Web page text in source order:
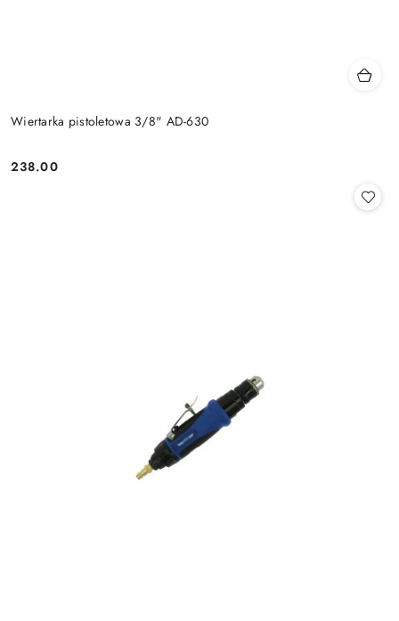
Wiertarka pistoletowa 3/8" AD-630
Cena:
238.00